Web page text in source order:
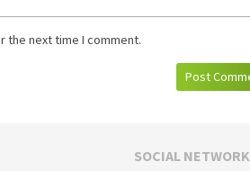
the next time I comment.
SOCIAL NETWORK